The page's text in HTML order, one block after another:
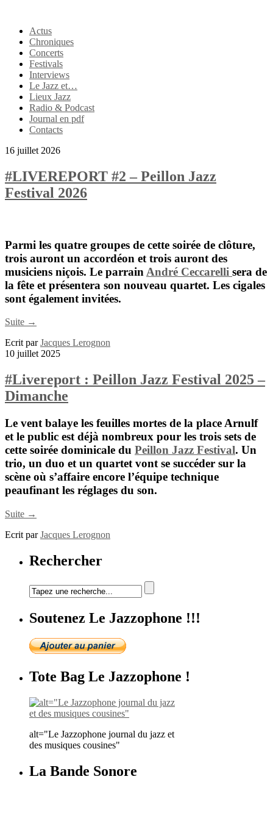
Actus
Chroniques
Concerts
Festivals
Interviews
Le Jazz et…
Lieux Jazz
Radio & Podcast
Journal en pdf
Contacts
16 juillet 2026
#LIVEREPORT #2 – Peillon Jazz
Festival 2026
Parmi les quatre groupes de cette soirée de clôture,
trois auront un accordéon et trois auront des
musiciens niçois. Le parrain André Ceccarelli sera de
la fête et présentera son nouveau quartet. Les cigales
sont également invitées.
Suite →
Ecrit parJacques Lerognon
10 juillet 2025
#Livereport : Peillon Jazz Festival 2025 –
Dimanche
Le vent balaye les feuilles mortes de la place Arnulf
et le public est déjà nombreux pour les trois sets de
cette soirée dominicale du Peillon Jazz Festival. Un
trio, un duo et un quartet vont se succéder sur la
scène où s’affaire encore l’équipe technique
peaufinant les réglages du son.
Suite →
Ecrit parJacques Lerognon
Rechercher
Soutenez Le Jazzophone !!!
Tote Bag Le Jazzophone !
alt="Le Jazzophone journal du jazz et
des musiques cousines"
La Bande Sonore